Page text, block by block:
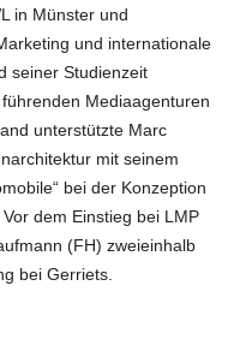
in Münster und
und internationale
seiner Studienzeit
Mediaagenturen
unterstützte Marc
mit seinem
bei der Konzeption
dem Einstieg bei LMP
(FH) zweieinhalb
bei Gerriets.